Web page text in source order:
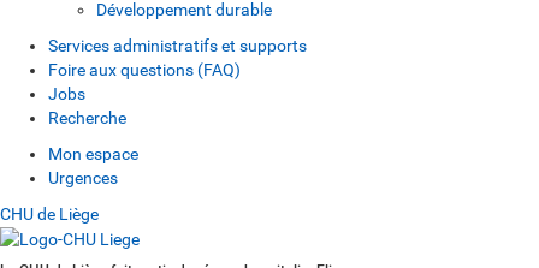
Développement durable
Services administratifs et supports
Foire aux questions (FAQ)
Jobs
Recherche
Mon espace
Urgences
CHU de Liège